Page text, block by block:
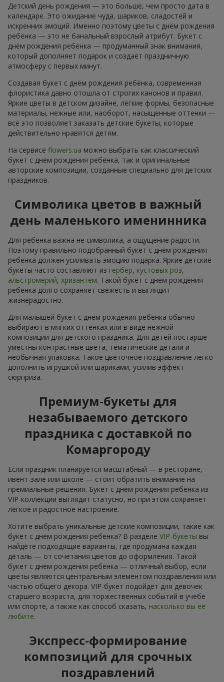
Детский день рождения — это больше, чем просто дата в
календаре. Это ожидание чуда, шариков, сладостей и
искренних эмоций. Именно поэтому цветы с днём рождения
ребёнка — это не банальный взрослый атрибут. Букет с
днём рождения ребёнка — продуманный знак внимания,
который дополняет подарок и создаёт праздничную
атмосферу с первых минут.
Создавая букет с днём рождения ребёнка, современная
флористика давно отошла от строгих канонов и правил.
Яркие цветы в детском дизайне, лёгкие формы, безопасные
материалы, нежные или, наоборот, насыщенные оттенки —
всё это позволяет заказать детские букеты, которые
действительно нравятся детям.
На сервисе flowers.ua можно выбрать как классический
букет с днём рождения ребёнка, так и оригинальные
авторские композиции, созданные специально для детских
праздников.
Символика цветов в важный
день маленького именинника
Для ребёнка важна не символика, а ощущение радости.
Поэтому правильно подобранный букет с днём рождения
ребёнка должен усиливать эмоцию подарка. Яркие детские
букеты часто составляют из гербер, кустовых роз,
альстромерий, хризантем. Такой букет с днём рождения
ребёнка долго сохраняет свежесть и выглядит
жизнерадостно.
Для малышей букет с днём рождения ребёнка обычно
выбирают в мягких оттенках или в виде нежной
композиции для детского праздника. Для детей постарше
уместны контрастные цвета, тематические детали и
необычная упаковка. Такое цветочное поздравление легко
дополнить игрушкой или шариками, усилив эффект
сюрприза.
Премиум-букеты для
незабываемого детского
праздника с доставкой по
Комаргороду
Если праздник планируется масштабный — в ресторане,
ивент-зале или школе — стоит обратить внимание на
премиальные решения. Букет с днём рождения ребёнка из
VIP-коллекции выглядит статусно, но при этом сохраняет
лёгкое и радостное настроение.
Хотите выбрать уникальные детские композиции, такие как
букет с днём рождения ребёнка? В разделе VIP-букеты вы
найдёте подходящие варианты, где продумана каждая
деталь — от сочетания цветов до оформления. Такой
букет с днём рождения ребёнка — отличный выбор, если
цветы являются центральным элементом поздравления или
частью общего декора. VIP-букет подойдёт для девочек
старшего возраста, для торжественных событий в учёбе
или спорте, а также как способ сказать, насколько вы её
любите.
Экспресс-формирование
композиций для срочных
поздравлений